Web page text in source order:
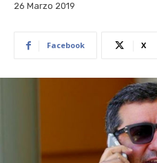
26 Marzo 2019
Facebook X